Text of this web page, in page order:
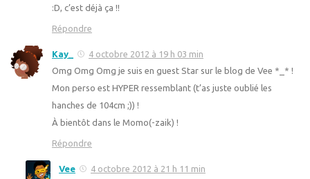
:D, c’est déjà ça !!
Répondre
Kay_
4 octobre 2012 à 19 h 03 min
Omg Omg Omg je suis en guest Star sur le blog de Vee *_* !
Mon perso est HYPER ressemblant (t’as juste oublié les
hanches de 104cm ;)) !
À bientôt dans le Momo(-zaik) !
Répondre
Vee
4 octobre 2012 à 21 h 11 min